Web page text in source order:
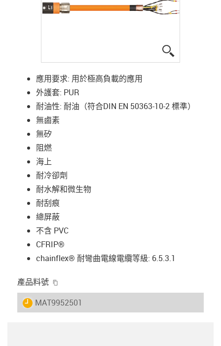
應用要求: 用於極高負載的應用
外護套: PUR
耐油性: 耐油（符合DIN EN 50363-10-2 標準）
無鹵素
無矽
阻燃
海上
耐冷卻劑
耐水解和微生物
耐刮痕
總屏蔽
不含 PVC
CFRIP®
chainflex® 耐彎曲電線電纜等級: 6.5.3.1
產品料號
igus-icon-lieferzeit
MAT9952501